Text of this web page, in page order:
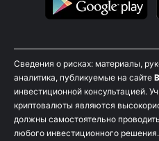
Сведения о рисках: материалы,
аналитика, публикуемые на сайте
инвестиционной консультацией.
криптовалюты являются
должны самостоятельно
любого инвестиционного